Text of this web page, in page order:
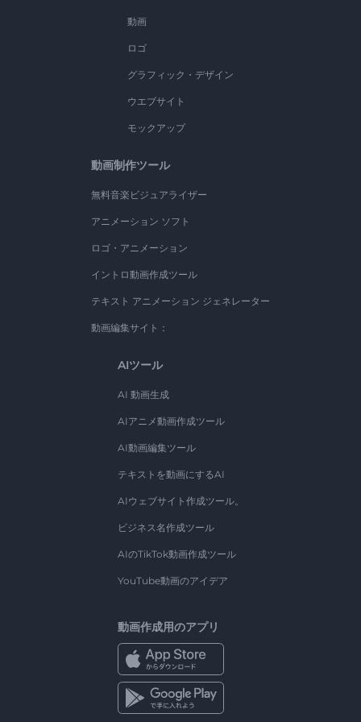
動画
ロゴ
グラフィック・デザイン
ウエブサイト
モックアップ
動画制作ツール
無料音楽ビジュアライザー
アニメーション ソフト
ロゴ・アニメーション
イントロ動画作成ツール
テキスト アニメーション ジェネレーター
動画編集サイト：
AIツール
AI 動画生成
AIアニメ動画作成ツール
AI動画編集ツール
テキストを動画にするAI
AIウェブサイト作成ツール。
ビジネス名作成ツール
AIのTikTok動画作成ツール
YouTube動画のアイデア
動画作成用のアプリ